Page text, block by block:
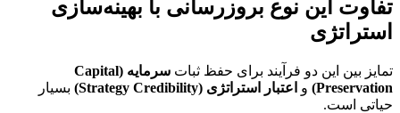
تفاوت این نوع بروزرسانی با بهینه‌سازی
استراتژی
تمایز بین این دو فرآیند برای حفظ ثبات
سرمایه (Capital
Preservation) و اعتبار استراتژی (Strategy Credibility)
بسیار
حیاتی است.